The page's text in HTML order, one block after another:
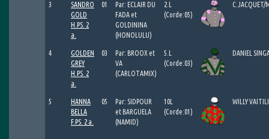
3
SANDRO
GOLD
H.PS. 2
a.
01
Par: ECLAIR DU
FADA et
GOLDININA
(HONOLULU)
2.L
(Corde:05)
C.JACQUET/
4
GOLDEN
GREY
H.PS. 2
a.
03
Par: BROOX et
VA
(CARLOTAMIX)
5.L
(Corde:03)
DANIEL
5
HANNA
BELLA
F.PS. 2 a.
05
Par: SIDPOUR
et BARGUELA
(NAMID)
10L
(Corde:01)
WILLY